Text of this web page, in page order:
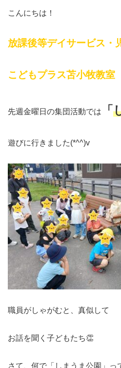
こんにちは！
放課後等デイサービス・
こどもプラス苫小牧教室
先週金曜日の集団活動では 「
遊びに行きました(*^^)v
職員がしゃがむと、真似して
お話を聞く子どもたち👏
さて、何で「しまうま公園」っ